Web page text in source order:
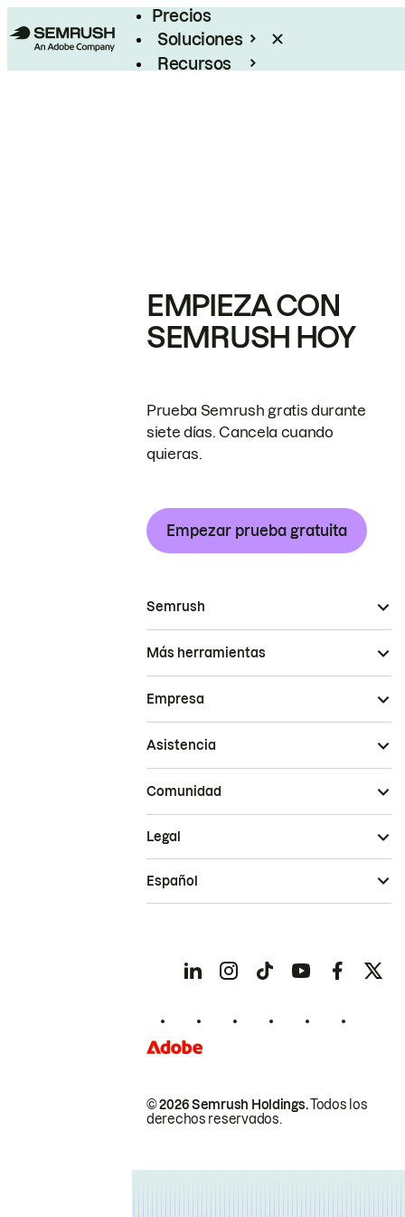
Precios
Soluciones
Recursos
EMPIEZA CON
SEMRUSH HOY
Prueba Semrush gratis durante
siete días. Cancela cuando
quieras.
Empezar prueba gratuita
Semrush
Más herramientas
Empresa
Asistencia
Comunidad
© 2026 Semrush Holdings.Todos los
derechos reservados.
Legal
Español